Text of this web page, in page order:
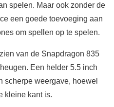
spelen. Maar ook zonder de
een goede toevoeging aan
om spellen op te spelen.
van de Snapdragon 835
Een helder 5.5 inch
scherpe weergave, hoewel
kleine kant is.